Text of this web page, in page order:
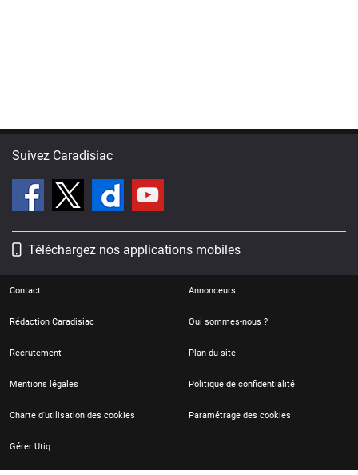
Suivez Caradisiac
Téléchargez nos applications mobiles
Contact Annonceurs
Rédaction Caradisiac Qui sommes-nous ?
Recrutement Plan du site
Mentions légales Politique de confidentialité
Charte d'utilisation des cookies Paramétrage des cookies
Gérer Utiq